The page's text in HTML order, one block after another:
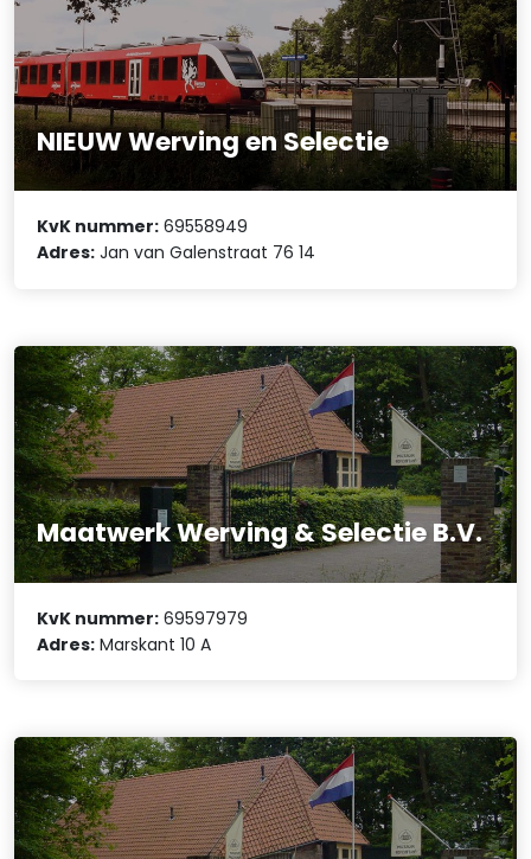
NIEUW Werving en Selectie
KvK nummer: 69558949
Adres: Jan van Galenstraat 76 14
Maatwerk Werving & Selectie B.V.
KvK nummer: 69597979
Adres: Marskant 10 A